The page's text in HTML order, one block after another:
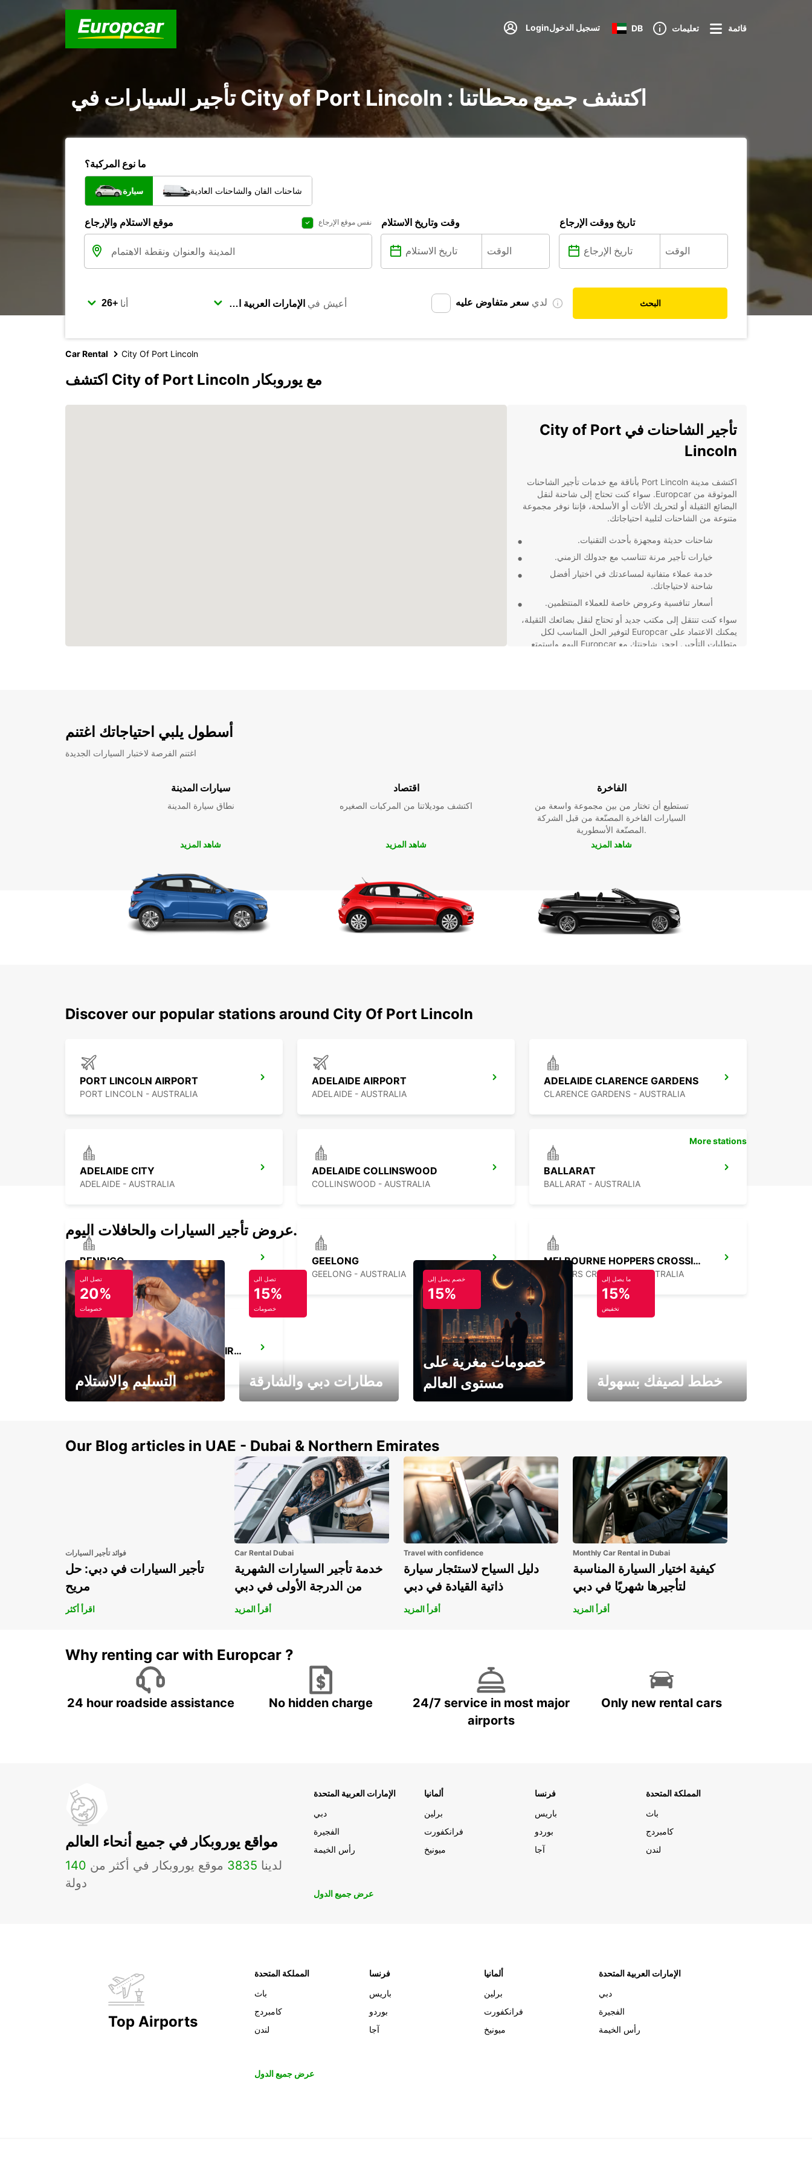
Loginتسجيل الدخول DB تعليمات قائمة
تأجير السيارات في City of Port Lincoln : اكتشف جميع محطاتنا
ما نوع المركبة؟
سيارة شاحنات الفان والشاحنات العادية
موقع الاستلام والإرجاع نفس موقع الإرجاع وقت وتاريخ الاستلام تاريخ ووقت الإرجاع
أنا أعيش في لدي سعر متفاوض عليه البحث
Car Rental City Of Port Lincoln
اكتشف City of Port Lincoln مع يوروبكار
تأجير الشاحنات في City of Port
Lincoln
اكتشف مدينة Port Lincoln بأناقة مع خدمات تأجير الشاحنات
الموثوقة من Europcar. سواء كنت تحتاج إلى شاحنة لنقل
البضائع الثقيلة أو لتحريك الأثاث أو الأسلحة، فإننا نوفر مجموعة
متنوعة من الشاحنات لتلبية احتياجاتك.
شاحنات حديثة ومجهزة بأحدث التقنيات.
خيارات تأجير مرنة تتناسب مع جدولك الزمني.
خدمة عملاء متفانية لمساعدتك في اختيار أفضل
شاحنة لاحتياجاتك.
أسعار تنافسية وعروض خاصة للعملاء المنتظمين.
سواء كنت تنتقل إلى مكتب جديد أو تحتاج لنقل بضائعك الثقيلة،
يمكنك الاعتماد على Europcar لتوفير الحل المناسب لكل
متطلبات التأجير. احجز شاحنتك مع Europcar اليوم واستمتع
أسطول يلبي احتياجاتك اغتنم
اغتنم الفرصة لاختبار السيارات الجديدة
سيارات المدينة
نطاق سيارة المدينة
شاهد المزيد
اقتصاد
اكتشف موديلاتنا من المركبات الصغيره
شاهد المزيد
الفاخرة
تستطيع أن تختار من بين مجموعة واسعة من
السيارات الفاخرة المصنّعة من قبل الشركة
المصنّعة الأسطورية.
شاهد المزيد
Discover our popular stations around City Of Port Lincoln
PORT LINCOLN AIRPORT
PORT LINCOLN - AUSTRALIA
ADELAIDE AIRPORT
ADELAIDE - AUSTRALIA
ADELAIDE CLARENCE GARDENS
CLARENCE GARDENS - AUSTRALIA
ADELAIDE CITY
ADELAIDE - AUSTRALIA
ADELAIDE COLLINSWOOD
COLLINSWOOD - AUSTRALIA
BALLARAT
BALLARAT - AUSTRALIA
BENDIGO
BENDIGO - AUSTRALIA
GEELONG
GEELONG - AUSTRALIA
MELBOURNE HOPPERS CROSSING
HOPPERS CROSSING - AUSTRALIA
MELBOURNE TULLAMARINE AIRPORT
MELBOURNE - AUSTRALIA
More stations
عروض تأجير السيارات والحافلات اليوم.
تصل الى
20%
خصومات
التسليم والاستلام
تصل الى
15%
خصومات
مطارات دبي والشارقة
خصم يصل إلى
15%
خصومات مغرية على
مستوى العالم
ما يصل إلى
15%
تخفيض
خطط لصيفك بسهولة
Our Blog articles in UAE - Dubai & Northern Emirates
فوائد تأجير السيارات
تأجير السيارات في دبي: حل
مريح
اقرأ أكثر
Car Rental Dubai
خدمة تأجير السيارات الشهرية
من الدرجة الأولى في دبي
أقرأ المزيد
Travel with confidence
دليل السياح لاستئجار سيارة
ذاتية القيادة في دبي
أقرأ المزيد
Monthly Car Rental in Dubai
كيفية اختيار السيارة المناسبة
لتأجيرها شهريًا في دبي
أقرأ المزيد
Why renting car with Europcar ?
24 hour roadside assistance No hidden charge
24/7 service in most major
airports
Only new rental cars
مواقع يوروبكار في جميع أنحاء العالم
لدينا 3835 موقع يوروبكار في أكثر من 140
دولة
الإمارات العربية المتحدة
دبي
الفجيرة
رأس الخيمة
ألمانيا
برلين
فرانكفورت
ميونيخ
فرنسا
باريس
بوردو
آجا
المملكة المتحدة
باث
كامبردج
لندن
عرض جميع الدول
Top Airports
المملكة المتحدة
باث
كامبردج
لندن
فرنسا
باريس
بوردو
آجا
ألمانيا
برلين
فرانكفورت
ميونيخ
الإمارات العربية المتحدة
دبي
الفجيرة
رأس الخيمة
عرض جميع الدول